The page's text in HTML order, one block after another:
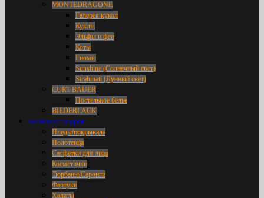
MONTEDRAGONE
Галерея кукол
Куклы
Эльфы и феи
Коты
Гномы
Sunshine (Солнечный свет)
Stralunati (Лунный свет)
CURT BAUER
Постельное белье
BIEDERLACK
Категории товаров
Пледы/покрывала
Полотенца
Салфетки для лица
Косметички
Тюрбаны/Саронги
Фартуки
Халаты